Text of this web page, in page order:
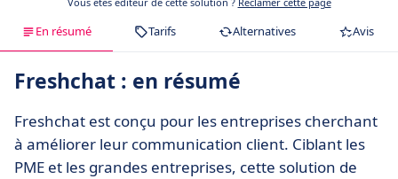
En résumé Tarifs Alternatives Avis
Freshchat : en résumé
Freshchat est conçu pour les entreprises cherchant
à améliorer leur communication client. Ciblant les
PME et les grandes entreprises, cette solution de